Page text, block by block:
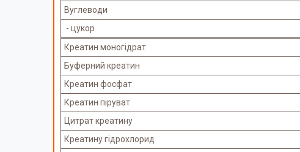
Вуглеводи
- цукор
Креатин моногідрат
Буферний креатин
Креатин фосфат
Креатин піруват
Цитрат креатину
Креатину гідрохлорид